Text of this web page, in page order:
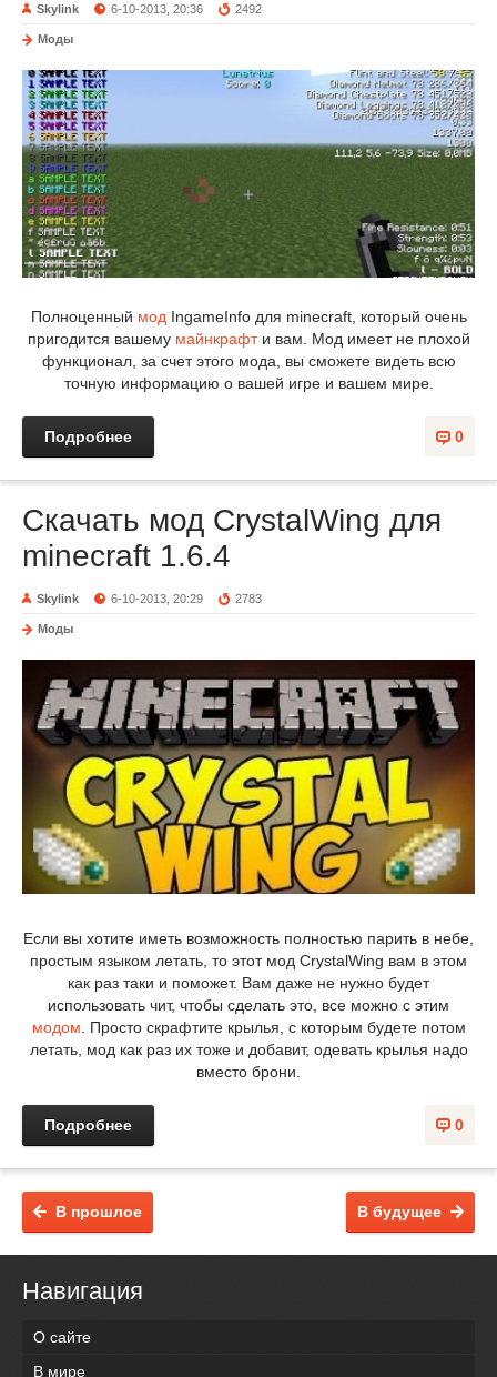
Skylink 6-10-2013, 20:36 2492
Моды
Полноценный мод IngameInfo для minecraft, который очень
пригодится вашему майнкрафти вам. Мод имеет не плохой
функционал, за счет этого мода, вы сможете видеть всю
точную информацию о вашей игре и вашем мире.
0
Подробнее
Скачать мод CrystalWing для
minecraft 1.6.4
Skylink 6-10-2013, 20:29 2783
Моды
Если вы хотите иметь возможность полностью парить в небе,
простым языком летать, то этот мод CrystalWing вам в этом
как раз таки и поможет. Вам даже не нужно будет
использовать чит, чтобы сделать это, все можно с этим
модом . Просто скрафтите крылья, с которым будете потом
летать, мод как раз их тоже и добавит, одевать крылья надо
вместо брони.
0
Подробнее
В будущее
В прошлое
Навигация
О сайте
В мире